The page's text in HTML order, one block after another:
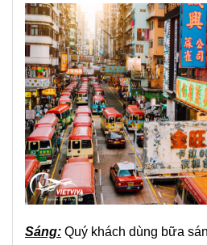
Sáng: Quý khách dùng bữa